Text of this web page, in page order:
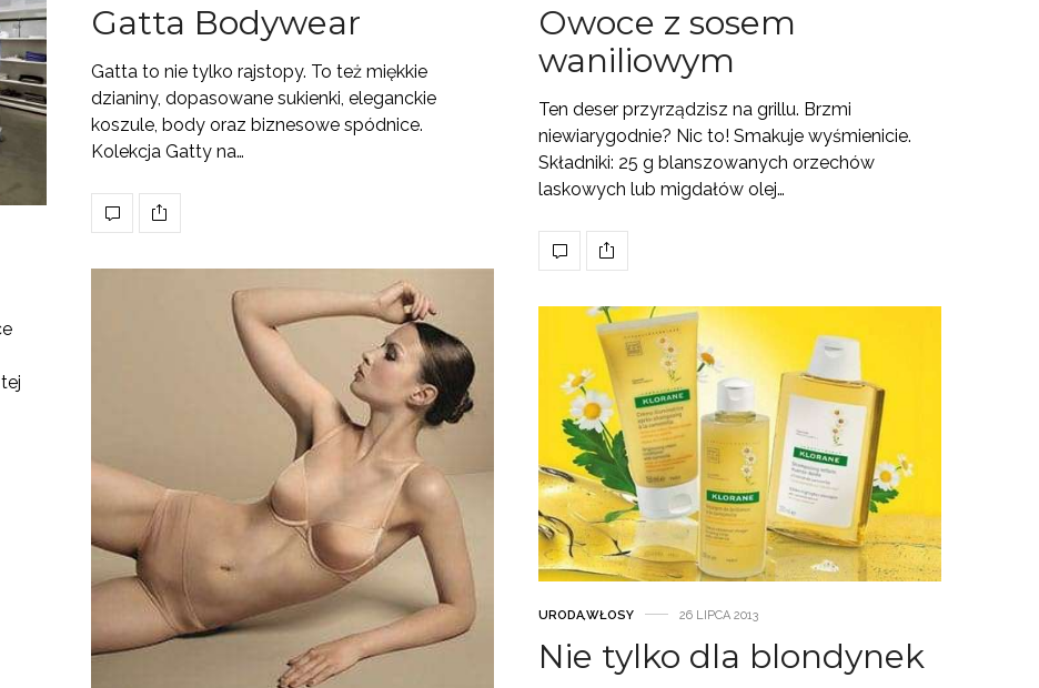
Gatta Bodywear
Gatta to nie tylko rajstopy. To też miękkie
dzianiny, dopasowane sukienki, eleganckie
koszule, body oraz biznesowe spódnice.
Kolekcja Gatty na…
Owoce z sosem
waniliowym
Ten deser przyrządzisz na grillu. Brzmi
niewiarygodnie? Nic to! Smakuje wyśmienicie.
Składniki: 25 g blanszowanych orzechów
laskowych lub migdałów olej…
URODA,WŁOSY 26 LIPCA 2013
Nie tylko dla blondynek